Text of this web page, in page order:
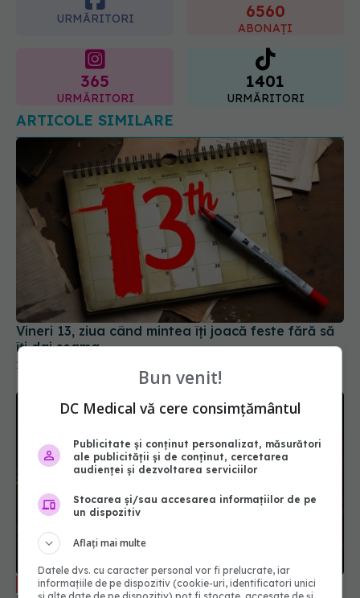
URMĂRITORI 6560
ABONAȚI
365
URMĂRITORI
1401
URMĂRITORI
ARTICOLE SIMILARE
Vineri 13, ziua când mintea îți joacă feste fără să
îți dai seama
13 iun 2025, 11:20
EXCLUSIV Psihologul Radu Leca, despre Ziua
Bun venit!
DC Medical vă cere consimțământul
Publicitate și conținut personalizat, măsurători
ale publicității și de conținut, cercetarea
audienței și dezvoltarea serviciilor
Stocarea și/sau accesarea informațiilor de pe
un dispozitiv
Aflați mai multe
Datele dvs. cu caracter personal vor fi prelucrate, iar
informațiile de pe dispozitiv (cookie-uri, identificatori unici